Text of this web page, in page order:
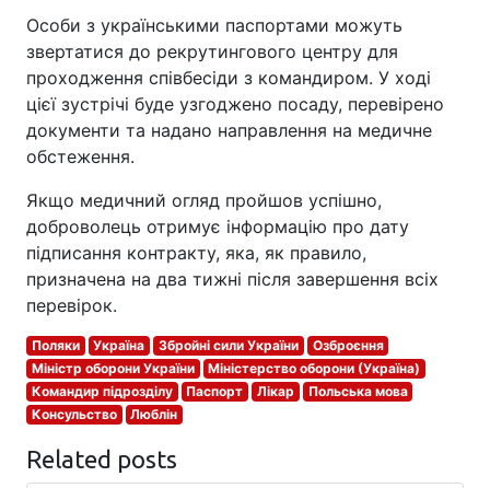
Особи з українськими паспортами можуть
звертатися до рекрутингового центру для
проходження співбесіди з командиром. У ході
цієї зустрічі буде узгоджено посаду, перевірено
документи та надано направлення на медичне
обстеження.
Якщо медичний огляд пройшов успішно,
доброволець отримує інформацію про дату
підписання контракту, яка, як правило,
призначена на два тижні після завершення всіх
перевірок.
Поляки Україна Збройні сили України
Озброєння
Міністр оборони України
Міністерство оборони (Україна)
Командир підрозділу
Паспорт Лікар
Польська мова
Консульство
Люблін
Related posts